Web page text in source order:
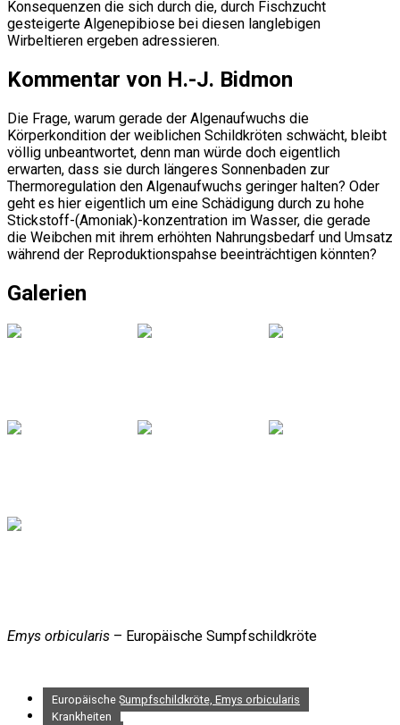
Konsequenzen die sich durch die, durch Fischzucht
gesteigerte Algenepibiose bei diesen langlebigen
Wirbeltieren ergeben adressieren.
Kommentar von H.-J. Bidmon
Die Frage, warum gerade der Algenaufwuchs die
Körperkondition der weiblichen Schildkröten schwächt, bleibt
völlig unbeantwortet, denn man würde doch eigentlich
erwarten, dass sie durch längeres Sonnenbaden zur
Thermoregulation den Algenaufwuchs geringer halten? Oder
geht es hier eigentlich um eine Schädigung durch zu hohe
Stickstoff-(Amoniak)-konzentration im Wasser, die gerade
die Weibchen mit ihrem erhöhten Nahrungsbedarf und Umsatz
während der Reproduktionspahse beeinträchtigen könnten?
Galerien
Emys orbicularis – Europäische Sumpfschildkröte
Europäische Sumpfschildkröte, Emys orbicularis
Krankheiten